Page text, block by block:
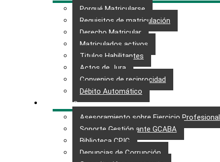
Porqué Matricularse
Requisitos de matriculación
Derecho Matricular
Matriculados activos
Titulos Habilitantes
Actos de Jura
Convenios de reciprocidad
Débito Automático
SERVICIOS
Asesoramiento sobre Ejercicio Profesional
Soporte Gestión ante GCABA
Biblioteca CPIC
Denuncias de Corrupción